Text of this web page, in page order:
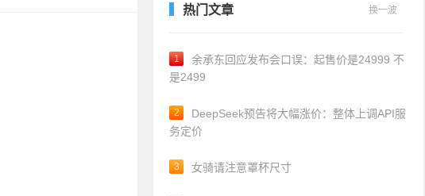
热门文章 换一波
1
余承东回应发布会口误：起售价是24999 不
是2499
2
DeepSeek预告将大幅涨价：整体上调API服
务定价
3 女骑请注意罩杯尺寸